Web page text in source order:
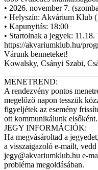
• 2026. november 7.
• Helyszín: Akvárium Klub
• Kapunyitás: 18:00
• Startolnak a jegyek: 11.18.
https://akvariumklub.hu/
Várunk benneteket!
Kowalsky, Csányi Szabi,
MENETREND:
A rendezvény pontos
megelőző napon tesszük
figyeljétek az esemény
ott kommunikálunk elsőként.
JEGY INFORMÁCIÓK:
Ha megvásároltad a
a visszaigazoló e-mailt,
jegy@akvariumklub.hu e-
probléma megoldásában.